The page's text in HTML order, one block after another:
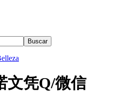
文凭Q/微信